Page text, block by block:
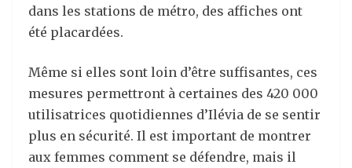
dans les stations de métro, des affiches ont
été placardées.
Même si elles sont loin d’être suffisantes, ces
mesures permettront à certaines des 420 000
utilisatrices quotidiennes d’Ilévia de se sentir
plus en sécurité. Il est important de montrer
aux femmes comment se défendre, mais il